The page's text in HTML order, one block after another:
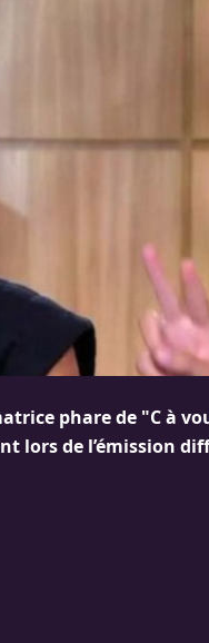
phare de "C à
lors de l’émission